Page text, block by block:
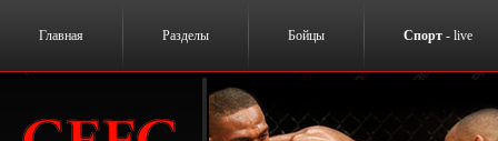
Главная Разделы Бойцы Спорт - live